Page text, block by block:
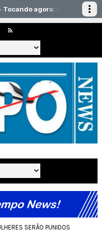
SERÃO PUNIDOS